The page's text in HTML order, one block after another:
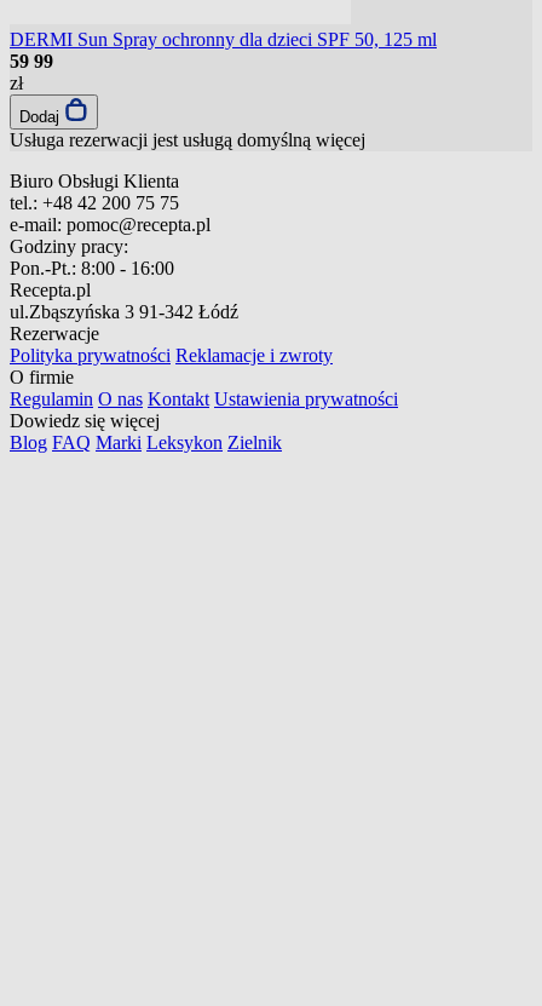
DERMI Sun Spray ochronny dla dzieci SPF 50, 125 ml
59 99
zł
Dodaj
Usługa rezerwacji jest usługą domyślną więcej
Biuro Obsługi Klienta
tel.: +48 42 200 75 75
e-mail: pomoc@recepta.pl
Godziny pracy:
Pon.-Pt.: 8:00 - 16:00
Recepta.pl
ul.Zbąszyńska 3 91-342 Łódź
Rezerwacje
Polityka prywatności Reklamacje i zwroty
O firmie
Regulamin O nas Kontakt Ustawienia prywatności
Dowiedz się więcej
Blog FAQ Marki Leksykon Zielnik